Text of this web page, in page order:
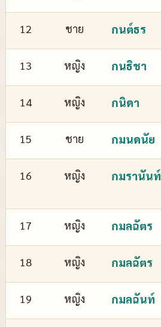
12 ชาย กนต์ธร
13 หญิง กนธิชา
14 หญิง กนิดา
15 ชาย กมนดนัย
16 หญิง กมรานันท์
17 หญิง กมลฉัตร
18 หญิง กมลฉัตร
19 หญิง กมลฉันท์